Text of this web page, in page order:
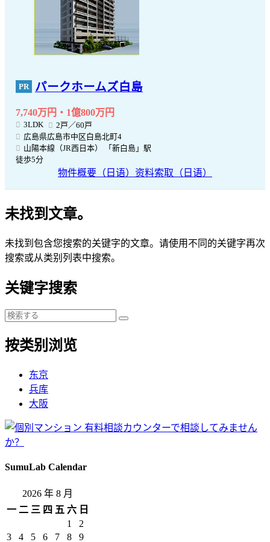
パークホームズ白島
7,740万円・1億800万円
3LDK
2戸／60戸
広島県広島市中区白島北町4
山陽本線（JR西日本） 「新白島」駅
徒歩5分
物件概要（日语） 资料索取（日语）
未找到文章。
未找到包含您搜索的关键字的文章。请使用不同的关键字再次
搜索或从类别列表中搜索。
关键字搜索
按类别浏览
东京
兵库
大阪
SumuLab Calendar
2026 年 8 月
一 二 三 四 五 六 日
1
2
3
4 5 6 7 8
9